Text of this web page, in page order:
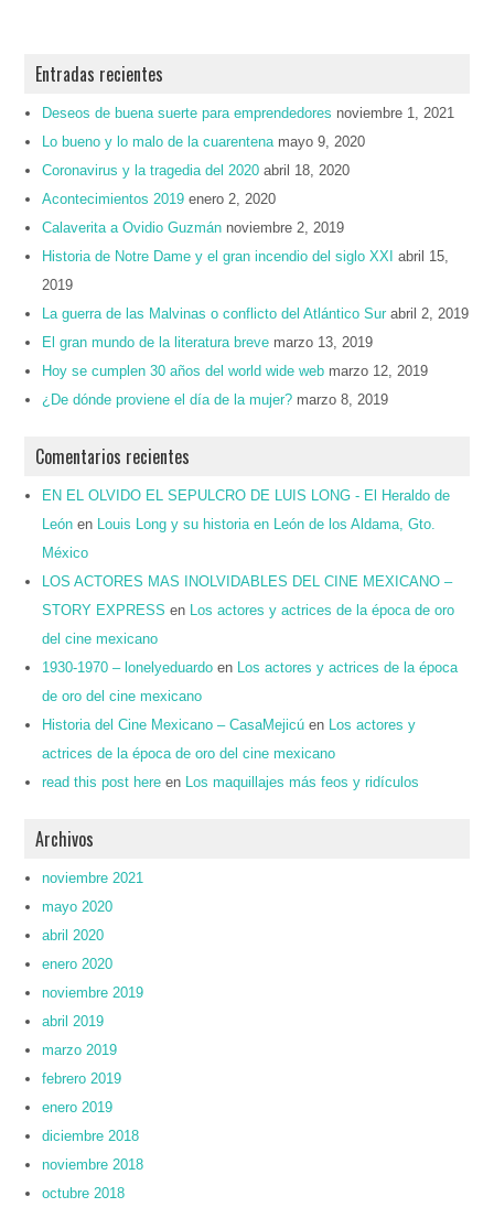
Entradas recientes
Deseos de buena suerte para emprendedores noviembre 1, 2021
Lo bueno y lo malo de la cuarentena mayo 9, 2020
Coronavirus y la tragedia del 2020 abril 18, 2020
Acontecimientos 2019 enero 2, 2020
Calaverita a Ovidio Guzmán noviembre 2, 2019
Historia de Notre Dame y el gran incendio del siglo XXI
abril 15,
2019
La guerra de las Malvinas o conflicto del Atlántico Sur abril 2, 2019
El gran mundo de la literatura breve marzo 13, 2019
Hoy se cumplen 30 años del world wide web marzo 12, 2019
¿De dónde proviene el día de la mujer? marzo 8, 2019
Comentarios recientes
EN EL OLVIDO EL SEPULCRO DE LUIS LONG - El Heraldo de
León en
Louis Long y su historia en León de los Aldama, Gto.
México
LOS ACTORES MAS INOLVIDABLES DEL CINE MEXICANO –
STORY EXPRESS en
Los actores y actrices de la época de oro
del cine mexicano
1930-1970 – lonelyeduardo en
Los actores y actrices de la época
de oro del cine mexicano
Historia del Cine Mexicano – CasaMejicú en
Los actores y
actrices de la época de oro del cine mexicano
read this post here en Los maquillajes más feos y ridículos
Archivos
noviembre 2021
mayo 2020
abril 2020
enero 2020
noviembre 2019
abril 2019
marzo 2019
febrero 2019
enero 2019
diciembre 2018
noviembre 2018
octubre 2018